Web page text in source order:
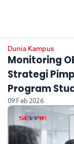
Dunia Kampus
Monitoring
Strategi
Program
09 Feb 2026